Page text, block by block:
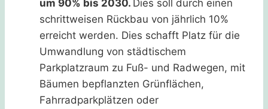
um 90% bis 2030. Dies soll durch einen
schrittweisen Rückbau von jährlich 10%
erreicht werden. Dies schafft Platz für die
Umwandlung von städtischem
Parkplatzraum zu Fuß- und Radwegen, mit
Bäumen bepflanzten Grünflächen,
Fahrradparkplätzen oder